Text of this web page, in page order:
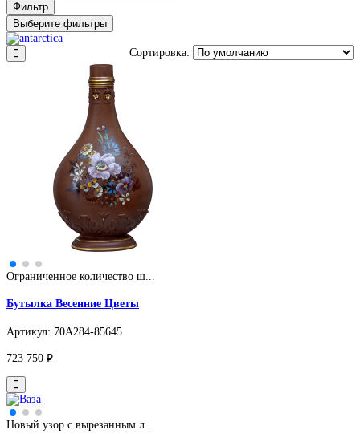
Фильтр
Выберите фильтры
Сортировка:
Ограниченное количество ш...
Бутылка Весенние Цветы
Артикул: 70A284-85645
723 750 ₽
Новый узор с вырезанным л...